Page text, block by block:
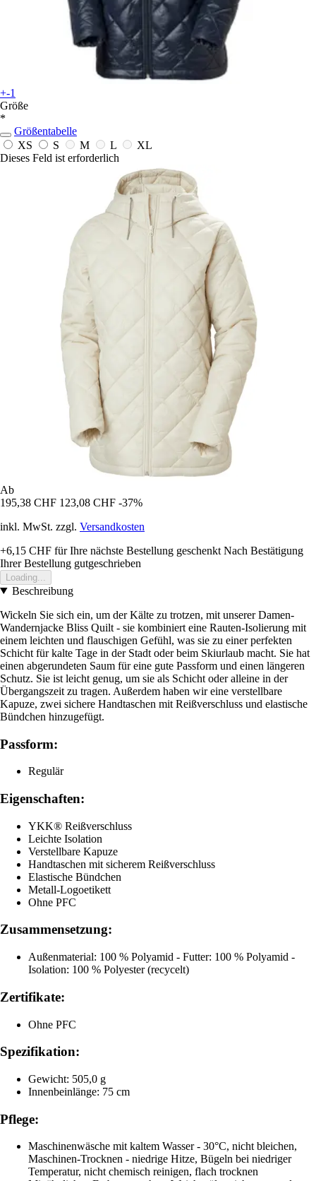
+-1
Größe
*
Größentabelle
XS
S M L
XL
Dieses Feld ist erforderlich
Ab
195,38 CHF 123,08 CHF -37%
inkl. MwSt. zzgl. Versandkosten
+6,15 CHF für Ihre nächste Bestellung geschenkt Nach Bestätigung
Ihrer Bestellung gutgeschrieben
Loading...
Beschreibung
Wickeln Sie sich ein, um der Kälte zu trotzen, mit unserer Damen-
Wandernjacke Bliss Quilt - sie kombiniert eine Rauten-Isolierung mit
einem leichten und flauschigen Gefühl, was sie zu einer perfekten
Schicht für kalte Tage in der Stadt oder beim Skiurlaub macht. Sie hat
einen abgerundeten Saum für eine gute Passform und einen längeren
Schutz. Sie ist leicht genug, um sie als Schicht oder alleine in der
Übergangszeit zu tragen. Außerdem haben wir eine verstellbare
Kapuze, zwei sichere Handtaschen mit Reißverschluss und elastische
Bündchen hinzugefügt.
Passform:
Regulär
Eigenschaften:
YKK® Reißverschluss
Leichte Isolation
Verstellbare Kapuze
Handtaschen mit sicherem Reißverschluss
Elastische Bündchen
Metall-Logoetikett
Ohne PFC
Zusammensetzung:
Außenmaterial: 100 % Polyamid - Futter: 100 % Polyamid -
Isolation: 100 % Polyester (recycelt)
Zertifikate:
Ohne PFC
Spezifikation:
Gewicht: 505,0 g
Innenbeinlänge: 75 cm
Pflege:
Maschinenwäsche mit kaltem Wasser - 30°C, nicht bleichen,
Maschinen-Trocknen - niedrige Hitze, Bügeln bei niedriger
Temperatur, nicht chemisch reinigen, flach trocknen